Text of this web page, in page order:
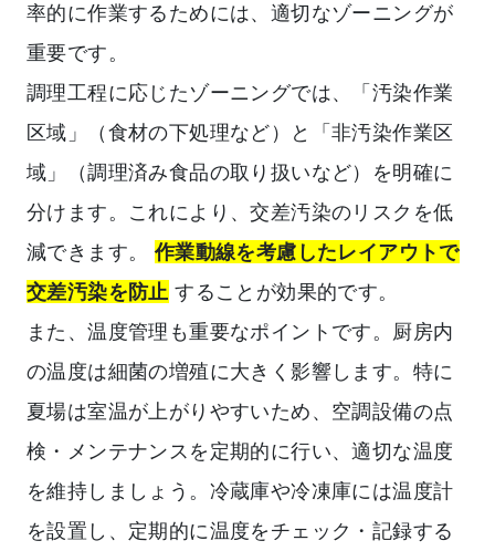
率的に作業するためには、適切なゾーニングが
重要です。
調理工程に応じたゾーニングでは、「汚染作業
区域」（食材の下処理など）と「非汚染作業区
域」（調理済み食品の取り扱いなど）を明確に
分けます。これにより、交差汚染のリスクを低
減できます。作業動線を考慮したレイアウトで
交差汚染を防止 することが効果的です。
また、温度管理も重要なポイントです。厨房内
の温度は細菌の増殖に大きく影響します。特に
夏場は室温が上がりやすいため、空調設備の点
検・メンテナンスを定期的に行い、適切な温度
を維持しましょう。冷蔵庫や冷凍庫には温度計
を設置し、定期的に温度をチェック・記録する